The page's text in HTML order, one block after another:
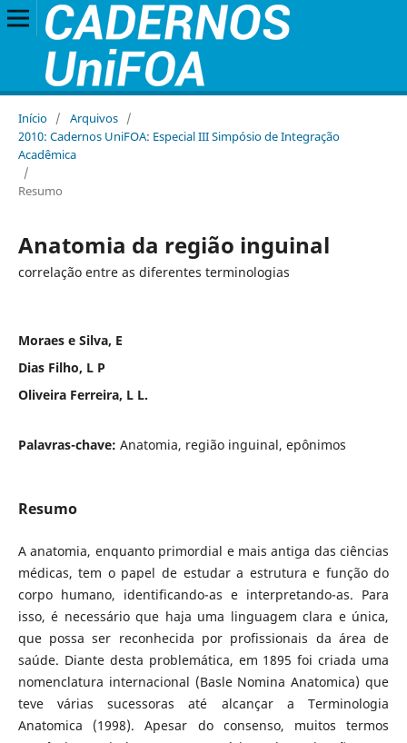
Início / Arquivos /
2010: Cadernos UniFOA: Especial III Simpósio de Integração
Acadêmica
/
Resumo
Anatomia da região inguinal
correlação entre as diferentes terminologias
Moraes e Silva, E
Dias Filho, L P
Oliveira Ferreira, L L.
Palavras-chave: Anatomia, região inguinal, epônimos
Resumo
A anatomia, enquanto primordial e mais antiga das ciências
médicas, tem o papel de estudar a estrutura e função do
corpo humano, identificando-as e interpretando-as. Para
isso, é necessário que haja uma linguagem clara e única,
que possa ser reconhecida por profissionais da área de
saúde. Diante desta problemática, em 1895 foi criada uma
nomenclatura internacional (Basle Nomina Anatomica) que
teve várias sucessoras até alcançar a Terminologia
Anatomica (1998). Apesar do consenso, muitos termos